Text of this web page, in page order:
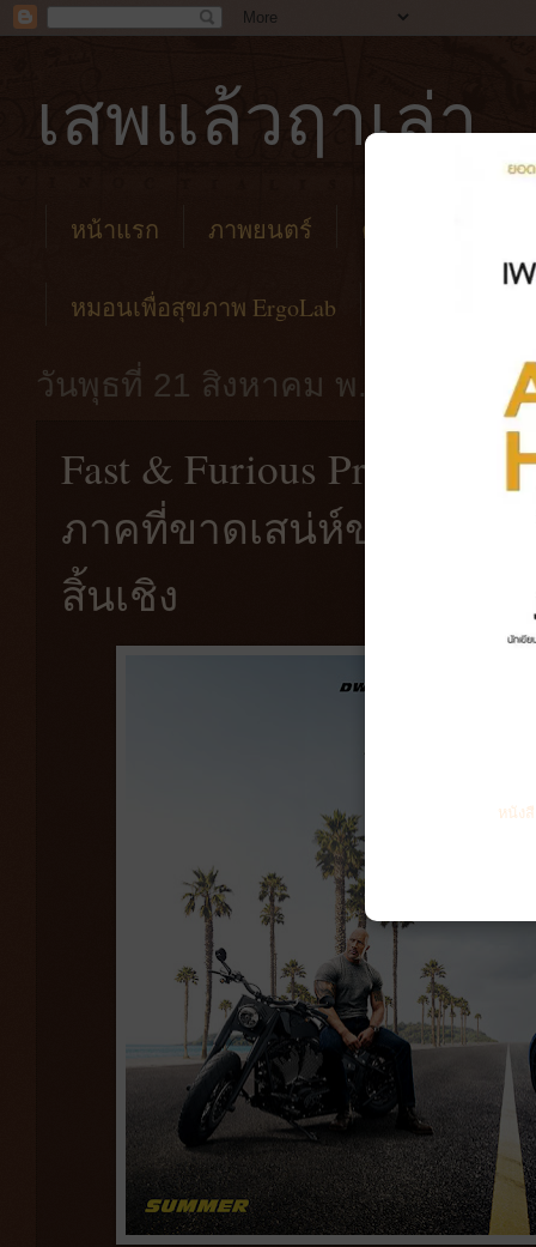
เสพแล้วฤาเล่า
หน้าแรก ภาพยนตร์ คาเฟ่
หมอนเพื่อสุขภาพ ErgoLab
วันพุธที่ 21 สิงหาคม พ.ศ. 2562
Fast & Furious Presents:
ภาคที่ขาดเสน่ห์ของฟาสต์
สิ้นเชิง
หนัง